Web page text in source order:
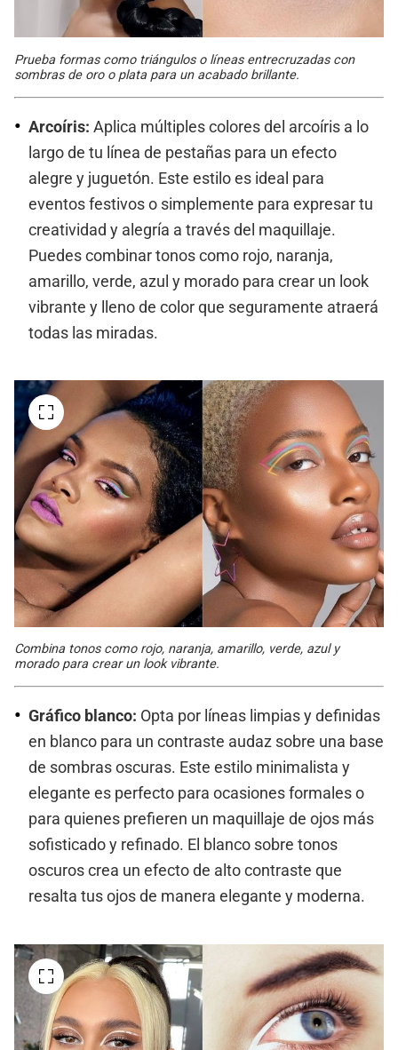
Prueba formas como triángulos o líneas entrecruzadas con
sombras de oro o plata para un acabado brillante.
Arcoíris: Aplica múltiples colores del arcoíris a lo
largo de tu línea de pestañas para un efecto
alegre y juguetón. Este estilo es ideal para
eventos festivos o simplemente para expresar tu
creatividad y alegría a través del maquillaje.
Puedes combinar tonos como rojo, naranja,
amarillo, verde, azul y morado para crear un look
vibrante y lleno de color que seguramente atraerá
todas las miradas.
Combina tonos como rojo, naranja, amarillo, verde, azul y
morado para crear un look vibrante.
Gráfico blanco: Opta por líneas limpias y definidas
en blanco para un contraste audaz sobre una base
de sombras oscuras. Este estilo minimalista y
elegante es perfecto para ocasiones formales o
para quienes prefieren un maquillaje de ojos más
sofisticado y refinado. El blanco sobre tonos
oscuros crea un efecto de alto contraste que
resalta tus ojos de manera elegante y moderna.